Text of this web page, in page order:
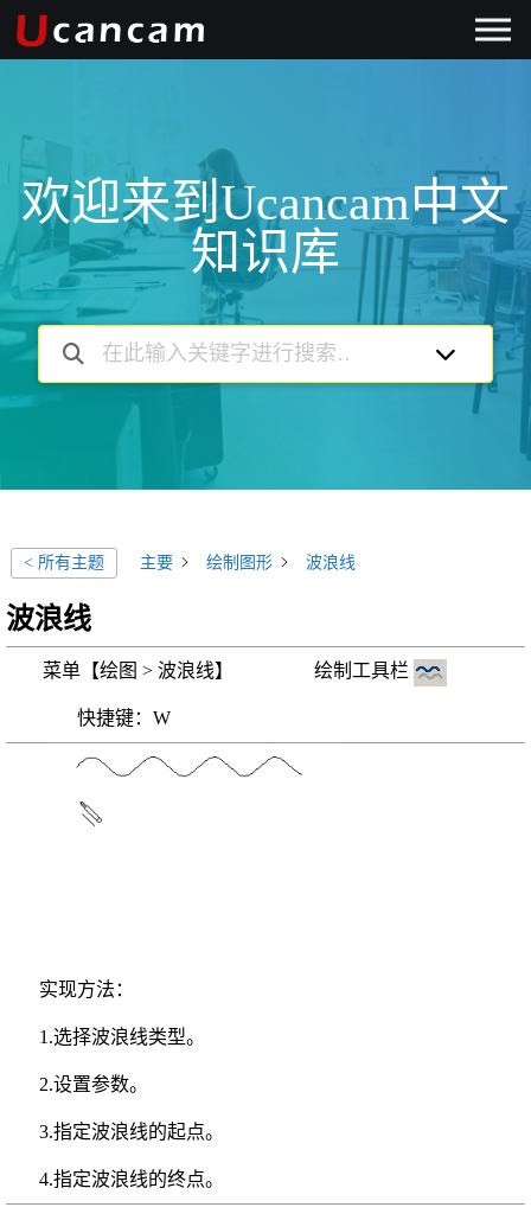
欢迎来到Ucancam中文
知识库
< 所有主题 主要 绘制图形 波浪线
波浪线
菜单【绘图 > 波浪线】 绘制工具栏
快捷键：W
实现方法：
1.选择波浪线类型。
2.设置参数。
3.指定波浪线的起点。
4.指定波浪线的终点。